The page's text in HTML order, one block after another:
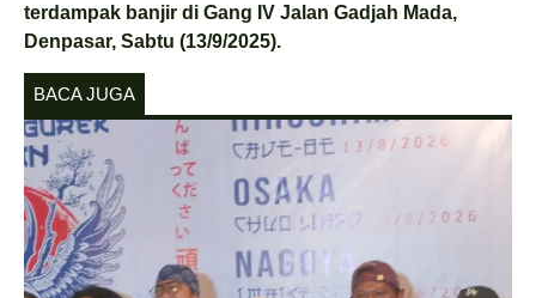
terdampak banjir di Gang IV Jalan Gadjah Mada,
Denpasar, Sabtu (13/9/2025).
BACA JUGA